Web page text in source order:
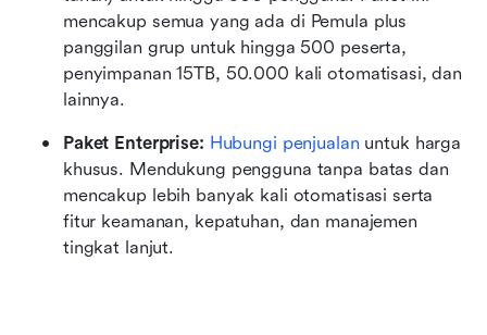
mencakup semua yang ada di Pemula plus
panggilan grup untuk hingga 500 peserta,
penyimpanan 15TB, 50.000 kali otomatisasi, dan
lainnya.
Paket Enterprise: Hubungi penjualan untuk harga
khusus. Mendukung pengguna tanpa batas dan
mencakup lebih banyak kali otomatisasi serta
fitur keamanan, kepatuhan, dan manajemen
tingkat lanjut.